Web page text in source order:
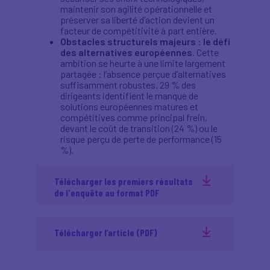
maintenir son agilité opérationnelle et
préserver sa liberté d’action devient un
facteur de compétitivité à part entière.
Obstacles structurels majeurs : le défi
des alternatives européennes. Cette
ambition se heurte à une limite largement
partagée : l’absence perçue d’alternatives
suffisamment robustes. 29 % des
dirigeants identifient le manque de
solutions européennes matures et
compétitives comme principal frein,
devant le coût de transition (24 %) ou le
risque perçu de perte de performance (15
%).
Télécharger les premiers résultats
de l'enquête au format PDF
Télécharger l’article (PDF)